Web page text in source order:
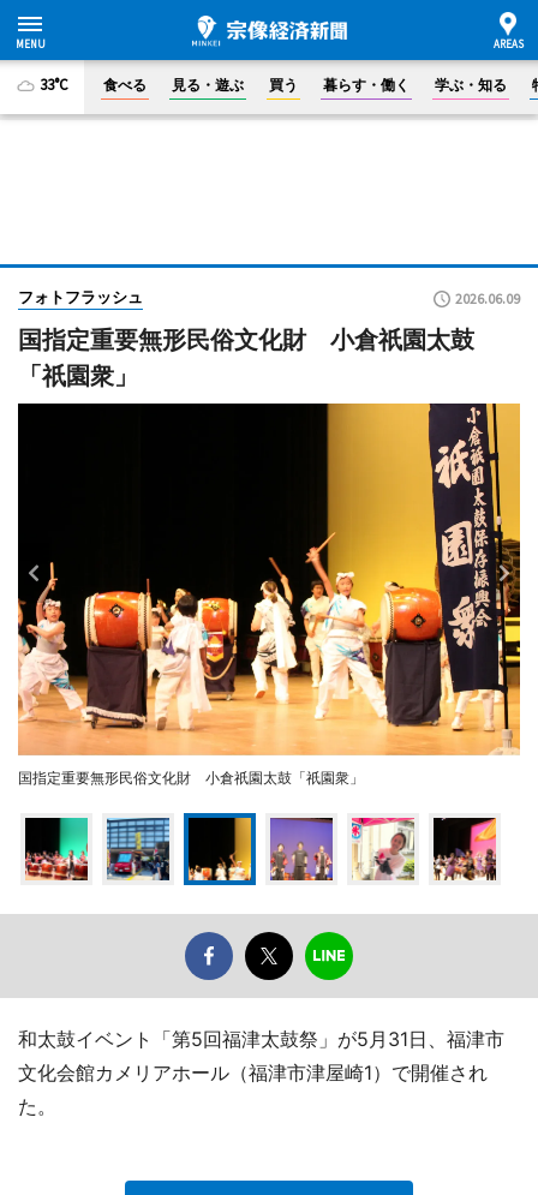
33°C 食べる 見る・遊ぶ 買う 暮らす・働く 学ぶ・知る
フォトフラッシュ 2026.06.09
国指定重要無形民俗文化財 小倉祇園太鼓
「祇園衆」
国指定重要無形民俗文化財 小倉祇園太鼓「祇園衆」
和太鼓イベント「第5回福津太鼓祭」が5月31日、福津市
文化会館カメリアホール（福津市津屋崎1）で開催され
た。